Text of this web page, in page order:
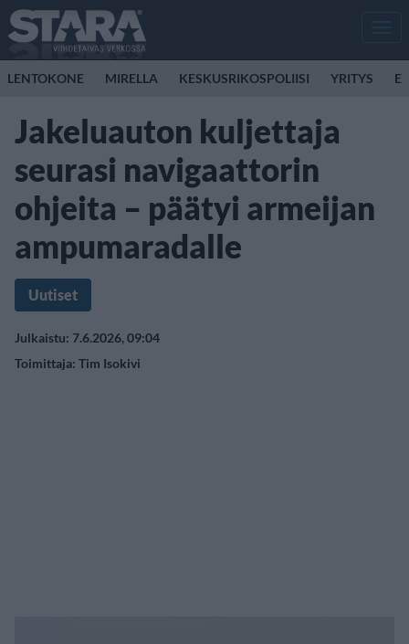
LENTOKONE MIRELLA KESKUSRIKOSPOLIISI YRITYS
Jakeluauton kuljettaja
seurasi navigaattorin
ohjeita – päätyi armeijan
ampumaradalle
Uutiset
Julkaistu: 7.6.2026, 09:04
Toimittaja: Tim Isokivi